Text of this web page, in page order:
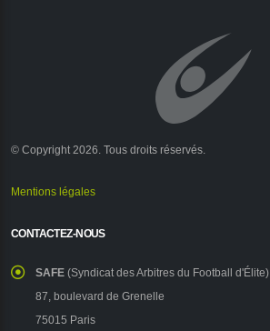
© Copyright 2026. Tous droits réservés.
Mentions légales
CONTACTEZ-NOUS
SAFE (Syndicat des Arbitres du Football d'Élite)
87, boulevard de Grenelle
75015 Paris